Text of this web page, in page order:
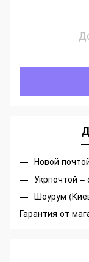
Новой
Укрпочтой –
Шоурум
Гарантия от